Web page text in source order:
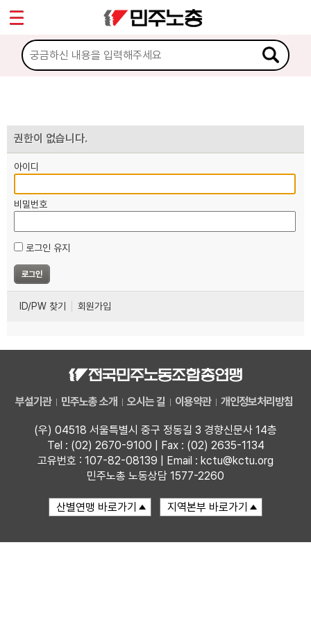
권한이 없습니다.
아이디
비밀번호
로그인 유지
ID/PW 찾기 회원가입
부설기관 민주노총 소개 오시는 길 이용약관 개인정보처리방침
(우) 04518 서울특별시 중구 정동길 3 경향신문사 14층
Tel : (02) 2670-9100 | Fax : (02) 2635-1134
고유번호 : 107-82-08139 | Email : kctu@kctu.org
민주노총 노동상담 1577-2260
마이페이지
소개
노동상담
자료
부설기관
업무